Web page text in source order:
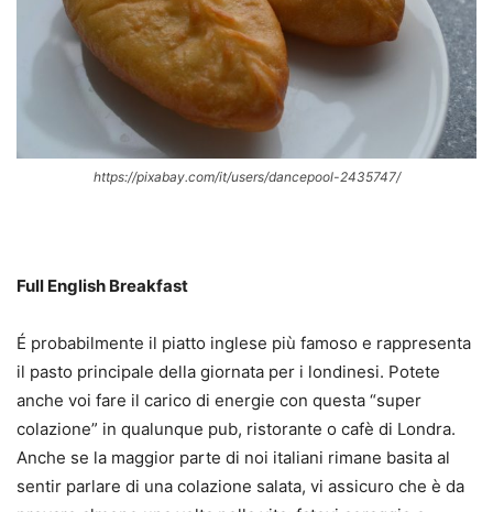
https://pixabay.com/it/users/dancepool-2435747/
Full English Breakfast
É probabilmente il piatto inglese più famoso e rappresenta
il pasto principale della giornata per i londinesi. Potete
anche voi fare il carico di energie con questa “super
colazione” in qualunque pub, ristorante o cafè di Londra.
Anche se la maggior parte di noi italiani rimane basita al
sentir parlare di una colazione salata, vi assicuro che è da